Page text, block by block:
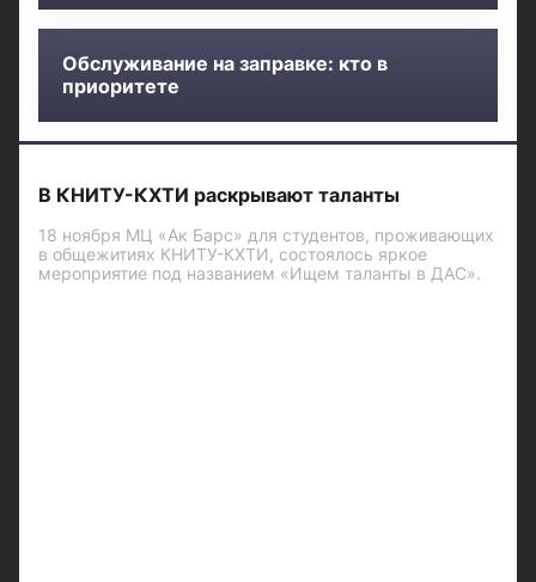
Обслуживание на заправке: кто в
приоритете
В КНИТУ-КХТИ раскрывают таланты
18 ноября МЦ «Ак Барс» для студентов, проживающих
в общежитиях КНИТУ-КХТИ, состоялось яркое
мероприятие под названием «Ищем таланты в ДАС».